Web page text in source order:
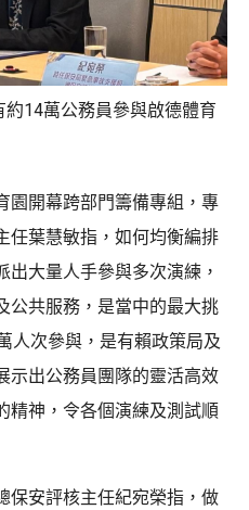
14萬公務員參與啟德體育
園開幕跨部門籌備專組，專
任葉慧敏指，如何均衡編排
大量人手參與多次演練，
公共服務，是當中的最大挑
人次參與，是有賴政策局及
示出公務員團隊的靈活高效
精神，令各個演練及測試順
保安評核主任紀宛榮指，做